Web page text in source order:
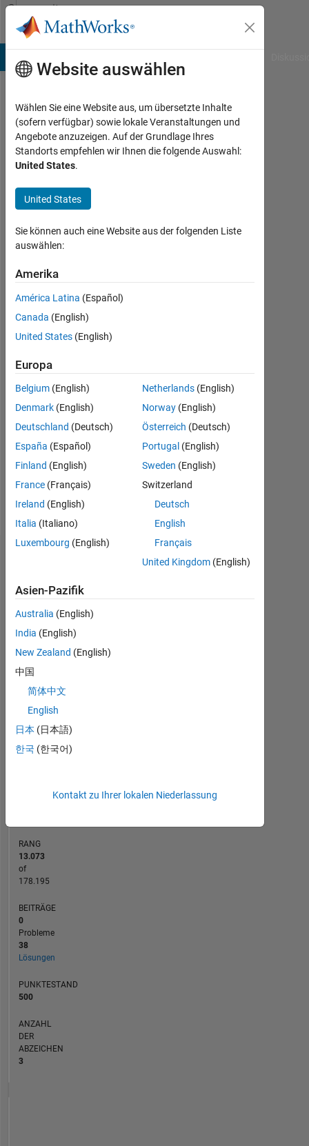
Weiter zum Inhalt
Community
Profile
Mohammad
Alhashash
Albalqa'
Applied
University
Last
seen:
Jahre
|
Aktiv
seit
Followers:
0
0
Follow
Nachricht
Statistik
All Cody MATLAB Answers
BEITRÄGE 10
-10
-5
5
10
35
40
ZEITACHSE
RANG
13.073
of
178.195
BEITRÄGE
0
Probleme
38
Lösungen
PUNKTESTAND
500
ANZAHL
DER
ABZEICHEN
3
Website auswählen
Wählen Sie eine Website aus, um übersetzte Inhalte
(sofern verfügbar) sowie lokale Veranstaltungen und
Angebote anzuzeigen. Auf der Grundlage Ihres
Standorts empfehlen wir Ihnen die folgende Auswahl:
United States.
United States
Sie können auch eine Website aus der folgenden Liste
auswählen:
Amerika
América Latina (Español)
Canada (English)
United States (English)
Europa
Belgium (English)
Denmark (English)
Deutschland (Deutsch)
España (Español)
Finland (English)
France (Français)
Ireland (English)
Italia (Italiano)
Luxembourg (English)
Netherlands (English)
Norway (English)
Österreich (Deutsch)
Portugal (English)
Sweden (English)
Switzerland
Deutsch
English
Français
United Kingdom (English)
Asien-Pazifik
Australia (English)
India (English)
New Zealand (English)
中国
简体中文
English
日本 (日本語)
한국 (한국어)
Kontakt zu Ihrer lokalen Niederlassung